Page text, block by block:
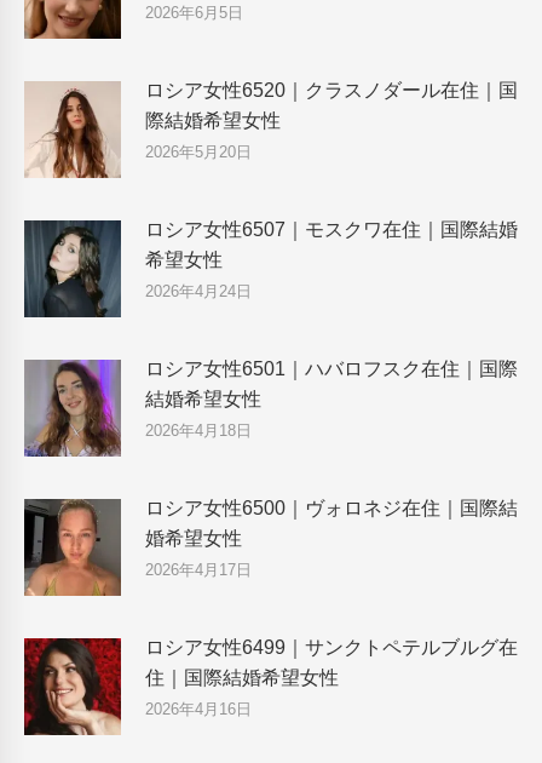
2026年6月5日
ロシア女性6520｜クラスノダール在住｜国
際結婚希望女性
2026年5月20日
ロシア女性6507｜モスクワ在住｜国際結婚
希望女性
2026年4月24日
ロシア女性6501｜ハバロフスク在住｜国際
結婚希望女性
2026年4月18日
ロシア女性6500｜ヴォロネジ在住｜国際結
婚希望女性
2026年4月17日
ロシア女性6499｜サンクトペテルブルグ在
住｜国際結婚希望女性
2026年4月16日